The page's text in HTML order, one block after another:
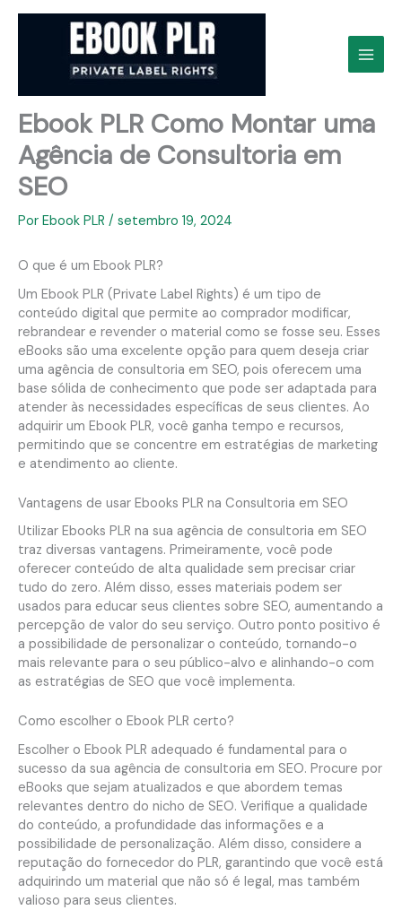
Ebook PLR Como Montar uma
Agência de Consultoria em
SEO
Por Ebook PLR / setembro 19, 2024
O que é um Ebook PLR?
Um Ebook PLR (Private Label Rights) é um tipo de
conteúdo digital que permite ao comprador modificar,
rebrandear e revender o material como se fosse seu. Esses
eBooks são uma excelente opção para quem deseja criar
uma agência de consultoria em SEO, pois oferecem uma
base sólida de conhecimento que pode ser adaptada para
atender às necessidades específicas de seus clientes. Ao
adquirir um Ebook PLR, você ganha tempo e recursos,
permitindo que se concentre em estratégias de marketing
e atendimento ao cliente.
Vantagens de usar Ebooks PLR na Consultoria em SEO
Utilizar Ebooks PLR na sua agência de consultoria em SEO
traz diversas vantagens. Primeiramente, você pode
oferecer conteúdo de alta qualidade sem precisar criar
tudo do zero. Além disso, esses materiais podem ser
usados para educar seus clientes sobre SEO, aumentando a
percepção de valor do seu serviço. Outro ponto positivo é
a possibilidade de personalizar o conteúdo, tornando-o
mais relevante para o seu público-alvo e alinhando-o com
as estratégias de SEO que você implementa.
Como escolher o Ebook PLR certo?
Escolher o Ebook PLR adequado é fundamental para o
sucesso da sua agência de consultoria em SEO. Procure por
eBooks que sejam atualizados e que abordem temas
relevantes dentro do nicho de SEO. Verifique a qualidade
do conteúdo, a profundidade das informações e a
possibilidade de personalização. Além disso, considere a
reputação do fornecedor do PLR, garantindo que você está
adquirindo um material que não só é legal, mas também
valioso para seus clientes.